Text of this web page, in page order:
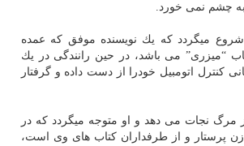
به چشم نمی خورد.
میگردد كه یك نویسنده موفق كه عمده
“میزری” می باشد، در حین رانندگی در یك
كنترل اتومبیل خودرا از دست داده و گرفتار
مرگ نجات می دهد و او متوجه میگردد كه در
پرستار و از طرفداران كتاب های وی است،